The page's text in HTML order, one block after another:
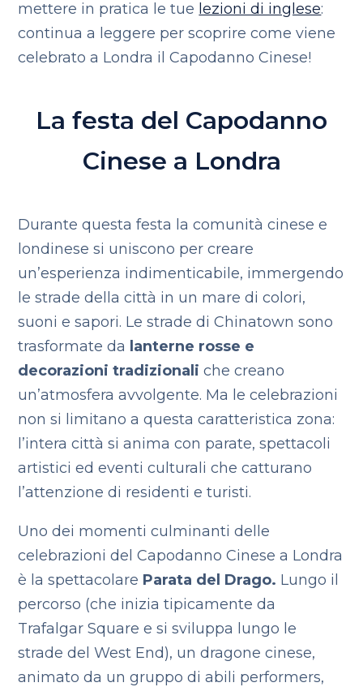
mettere in pratica le tue lezioni di inglese:
continua a leggere per scoprire come viene
celebrato a Londra il Capodanno Cinese!
La festa del Capodanno
Cinese a Londra
Durante questa festa la comunità cinese e
londinese si uniscono per creare
un’esperienza indimenticabile, immergendo
le strade della città in un mare di colori,
suoni e sapori. Le strade di Chinatown sono
trasformate da lanterne rosse e
decorazioni tradizionaliche creano
un’atmosfera avvolgente. Ma le celebrazioni
non si limitano a questa caratteristica zona:
l’intera città si anima con parate, spettacoli
artistici ed eventi culturali che catturano
l’attenzione di residenti e turisti.
Uno dei momenti culminanti delle
celebrazioni del Capodanno Cinese a Londra
è la spettacolare Parata del Drago. Lungo il
percorso (che inizia tipicamente da
Trafalgar Square e si sviluppa lungo le
strade del West End), un dragone cinese,
animato da un gruppo di abili performers,